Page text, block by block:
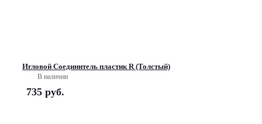
Игловой Соединитель пластик R (Толстый)
В наличии
735 руб.